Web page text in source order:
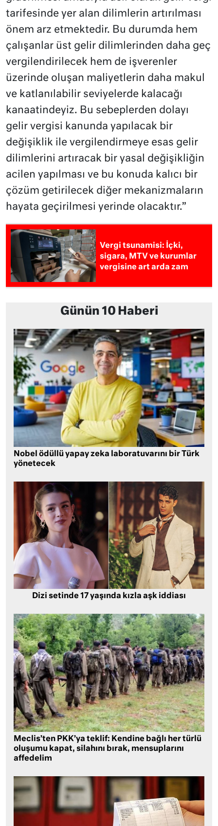
tarifesinde yer alan dilimlerin artırılması
önem arz etmektedir. Bu durumda hem
çalışanlar üst gelir dilimlerinden daha geç
vergilendirilecek hem de işverenler
üzerinde oluşan maliyetlerin daha makul
ve katlanılabilir seviyelerde kalacağı
kanaatindeyiz. Bu sebeplerden dolayı
gelir vergisi kanunda yapılacak bir
değişiklik ile vergilendirmeye esas gelir
dilimlerini artıracak bir yasal değişikliğin
acilen yapılması ve bu konuda kalıcı bir
çözüm getirilecek diğer mekanizmaların
hayata geçirilmesi yerinde olacaktır.”
Vergi tsunamisi: İçki,
sigara, MTV ve kurumlar
vergisine art arda zam
Günün 10 Haberi
Nobel ödüllü yapay zeka laboratuvarını bir Türk
yönetecek
Dizi setinde 17 yaşında kızla aşk iddiası
Meclis’ten PKK’ya teklif: Kendine bağlı her türlü
oluşumu kapat, silahını bırak, mensuplarını
affedelim